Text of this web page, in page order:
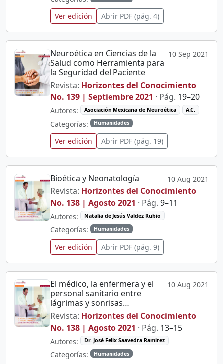
Ver edición Abrir PDF (pág. 4)
Neuroética en Ciencias de la
Salud como Herramienta para
la Seguridad del Paciente
10 Sep 2021
Revista: Horizontes del Conocimiento
No. 139 | Septiembre 2021 · Pág. 19–20
Autores: Asociación Mexicana de Neuroética A.C.
Categorías: Humanidades
Ver edición Abrir PDF (pág. 19)
Bioética y Neonatología 10 Aug 2021
Revista: Horizontes del Conocimiento
No. 138 | Agosto 2021 · Pág. 9–11
Autores: Natalia de Jesús Valdez Rubio
Categorías: Humanidades
Ver edición Abrir PDF (pág. 9)
El médico, la enfermera y el
personal sanitario entre
lágrimas y sonrisas…
10 Aug 2021
Revista: Horizontes del Conocimiento
No. 138 | Agosto 2021 · Pág. 13–15
Autores: Dr. José Felix Saavedra Ramirez
Categorías: Humanidades